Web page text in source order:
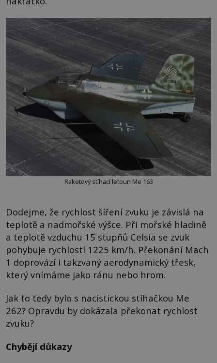
Raketový stíhací letoun Me 163
Dodejme, že rychlost šíření zvuku je závislá na
teplotě a nadmořské výšce. Při mořské hladině
a teplotě vzduchu 15 stupňů Celsia se zvuk
pohybuje rychlostí 1225 km/h. Překonání Mach
1 doprovází i takzvaný aerodynamický třesk,
který vnímáme jako ránu nebo hrom.
Jak to tedy bylo s nacistickou stíhačkou Me
262? Opravdu by dokázala překonat rychlost
zvuku?
Chybějí důkazy